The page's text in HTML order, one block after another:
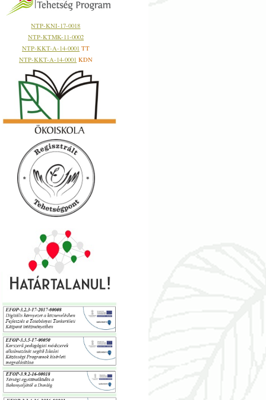
NTP-KNI-17-0018
NTP-KTMK-11-0002
NTP-KKT-A-14-0001 TT
NTP-KKT-A-14-0001 KDN